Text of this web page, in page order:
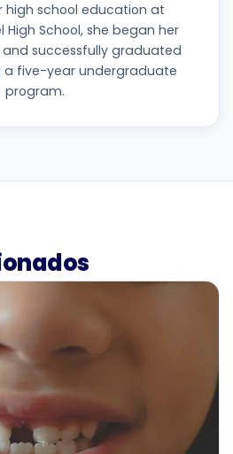
high school education at
High School, she began her
successfully graduated
five-year undergraduate
program.